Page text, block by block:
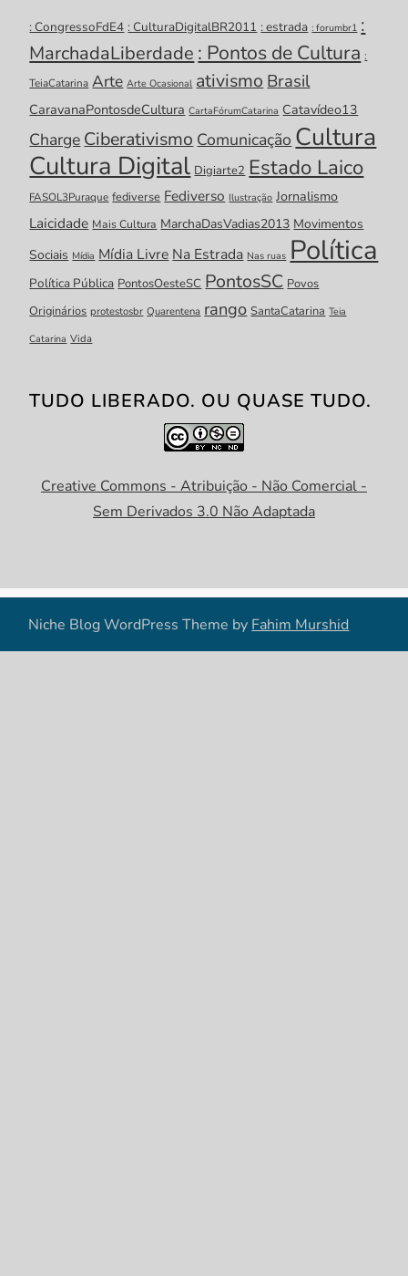
: CongressoFdE4 : CulturaDigitalBR2011 : estrada : forumbr1 :
MarchadaLiberdade : Pontos de Cultura :
TeiaCatarina Arte Arte Ocasional ativismoBrasil
CaravanaPontosdeCultura CartaFórumCatarina Catavídeo13
ChargeCiberativismoComunicação Cultura
Cultura Digital Digiarte2 Estado Laico
FASOL3Puraque fediverse Fediverso Ilustração Jornalismo
Laicidade Mais Cultura MarchaDasVadias2013 Movimentos
Sociais Mídia Mídia LivreNa Estrada Nas ruas Política
Política Pública PontosOesteSC PontosSC Povos
Originários protestosbr Quarentena rango SantaCatarina Teia
Catarina Vida
TUDO LIBERADO. OU QUASE TUDO.
Creative Commons - Atribuição - Não Comercial -
Sem Derivados 3.0 Não Adaptada
Niche Blog WordPress Theme byFahim Murshid